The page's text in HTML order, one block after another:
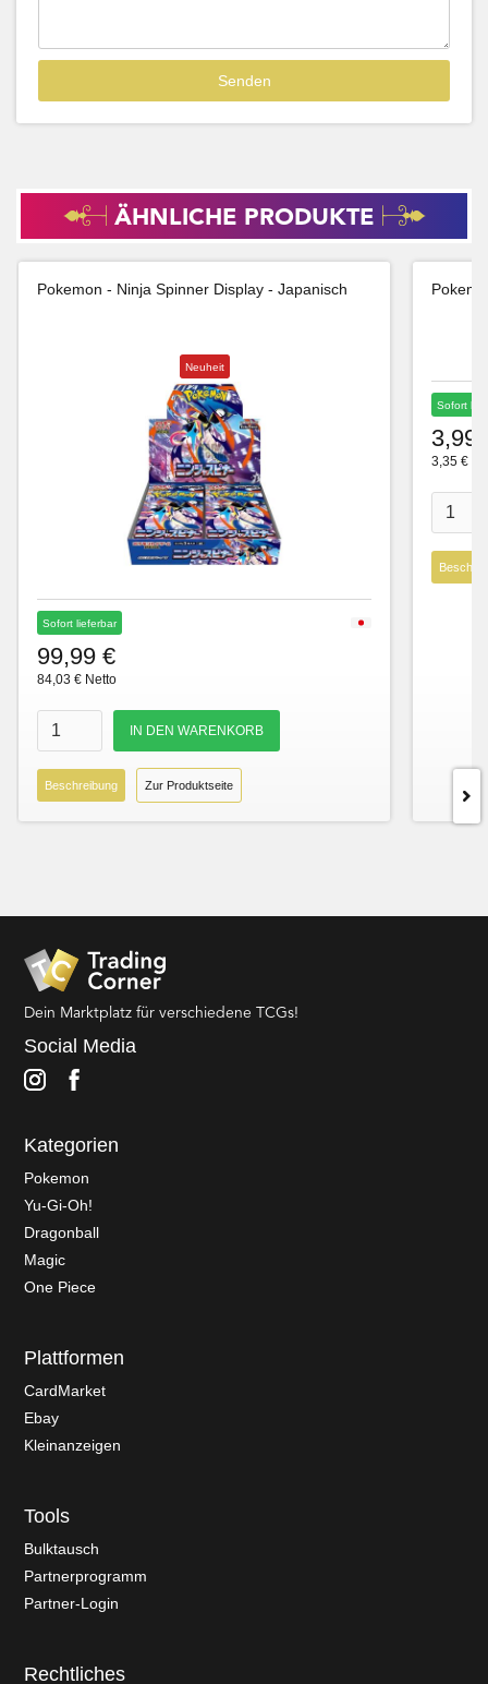
ÄHNLICHE PRODUKTE
Pokemon - Ninja Spinner Display - Japanisch
Neuheit
Sofort lieferbar
99,99 €
84,03 € Netto
Beschreibung Zur Produktseite
Sofort
3,99
3,35 €
Dein Marktplatz für verschiedene TCGs!
Social Media
Kategorien
Pokemon
Yu-Gi-Oh!
Dragonball
Magic
One Piece
Plattformen
CardMarket
Ebay
Kleinanzeigen
Tools
Bulktausch
Partnerprogramm
Partner-Login
Rechtliches